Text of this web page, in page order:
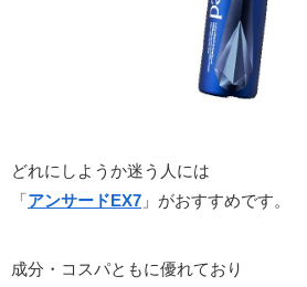
どれにしようか迷う人には
「アンサードEX7 」がおすすめです。
成分・コスパともに優れており